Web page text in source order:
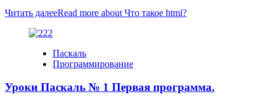
Читать далееRead more about Что такое html?
Паскаль
Программирование
Уроки Паскаль № 1 Первая программа.